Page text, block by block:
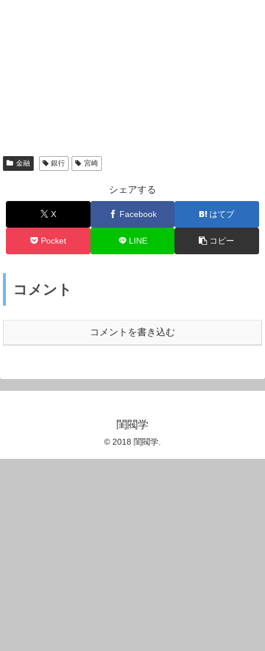
金融 銀行 宮崎
シェアする
X Facebook はてブ
Pocket LINE コピー
コメント
コメントを書き込む
閨閥学
© 2018 閨閥学.